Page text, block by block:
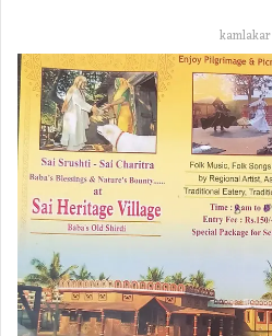
kamlakar